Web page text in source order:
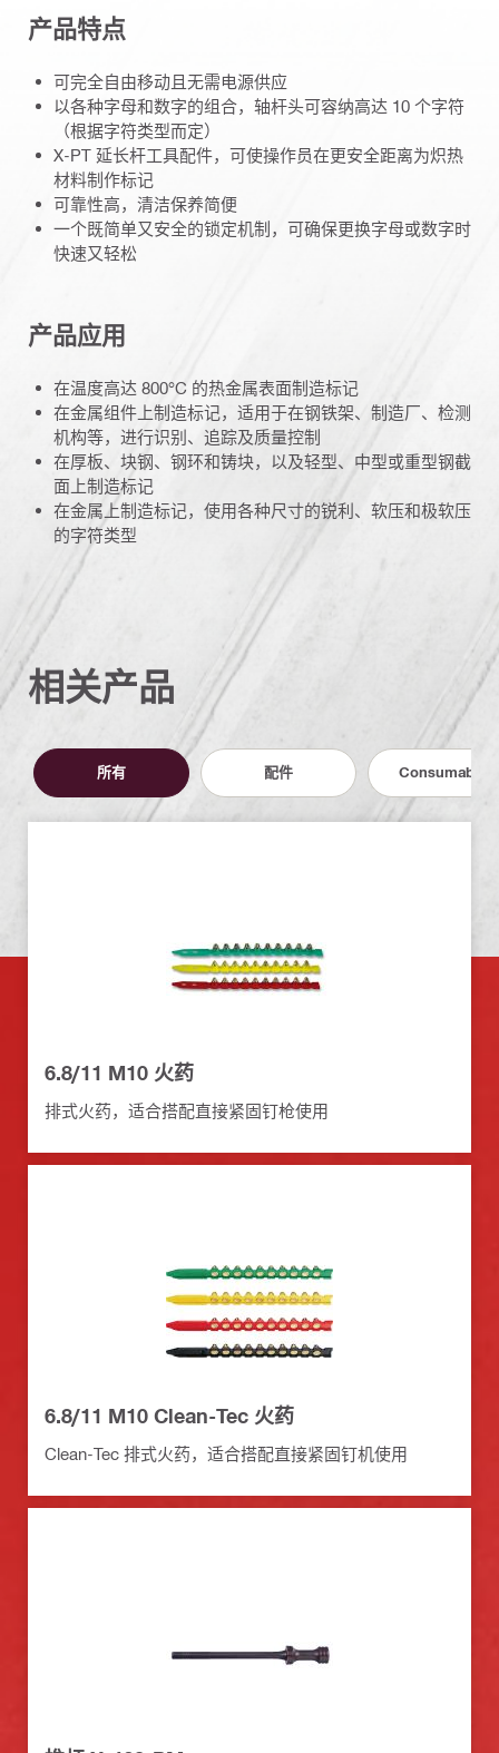
产品特点
可完全自由移动且无需电源供应
以各种字母和数字的组合，轴杆头可容纳高达 10 个字符
（根据字符类型而定）
X-PT 延长杆工具配件，可使操作员在更安全距离为炽热
材料制作标记
可靠性高，清洁保养简便
一个既简单又安全的锁定机制，可确保更换字母或数字时
快速又轻松
产品应用
在温度高达 800°C 的热金属表面制造标记
在金属组件上制造标记，适用于在钢铁架、制造厂、检测
机构等，进行识别、追踪及质量控制
在厚板、块钢、钢环和铸块，以及轻型、中型或重型钢截
面上制造标记
在金属上制造标记，使用各种尺寸的锐利、软压和极软压
的字符类型
相关产品
所有 配件 Consumables
6.8/11 M10 火药
排式火药，适合搭配直接紧固钉枪使用
6.8/11 M10 Clean-Tec 火药
Clean-Tec 排式火药，适合搭配直接紧固钉机使用